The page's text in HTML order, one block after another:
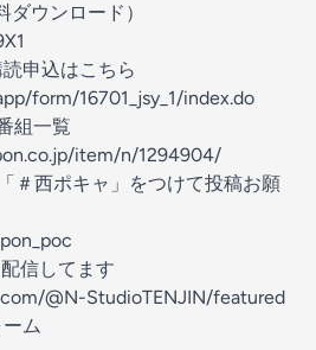
ウンロード）
申込はこちら
form/16701_jsy_1/index.do
組一覧
item/n/1294904/
＃西ポキャ」をつけて投稿お願
信してます
@N-StudioTENJIN/featured
ム